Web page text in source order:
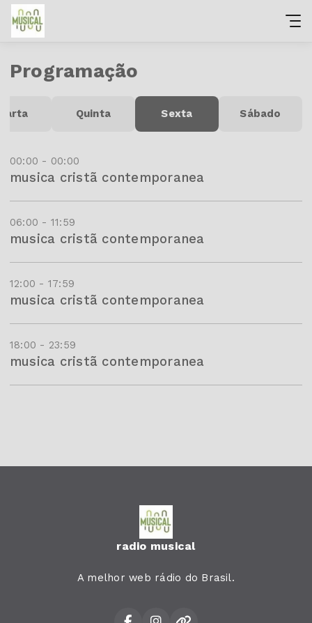
Programação
Quinta Sexta Sábado
00:00 - 00:00
musica cristã contemporanea
06:00 - 11:59
musica cristã contemporanea
12:00 - 17:59
musica cristã contemporanea
18:00 - 23:59
musica cristã contemporanea
radio musical
A melhor web rádio do Brasil.